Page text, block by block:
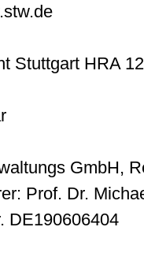
Stuttgart HRA
GmbH,
Prof. Dr.
DE190606404